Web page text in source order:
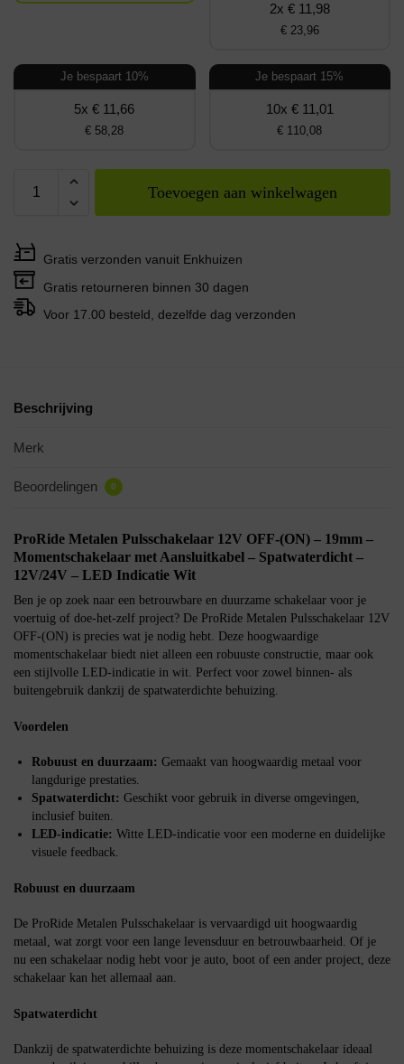
2x € 11,98
€ 23,96
Je bespaart 10%
5x € 11,66
€ 58,28
Je bespaart 15%
10x € 11,01
€ 110,08
Toevoegen aan winkelwagen
Gratis verzonden vanuit Enkhuizen
Gratis retourneren binnen 30 dagen
Voor 17.00 besteld, dezelfde dag verzonden
Beschrijving
Merk
Beoordelingen 0
ProRide Metalen Pulsschakelaar 12V OFF-(ON) – 19mm –
Momentschakelaar met Aansluitkabel – Spatwaterdicht –
12V/24V – LED Indicatie Wit
Ben je op zoek naar een betrouwbare en duurzame schakelaar voor je
voertuig of doe-het-zelf project? De ProRide Metalen Pulsschakelaar 12V
OFF-(ON) is precies wat je nodig hebt. Deze hoogwaardige
momentschakelaar biedt niet alleen een robuuste constructie, maar ook
een stijlvolle LED-indicatie in wit. Perfect voor zowel binnen- als
buitengebruik dankzij de spatwaterdichte behuizing.
Voordelen
Robuust en duurzaam: Gemaakt van hoogwaardig metaal voor
langdurige prestaties.
Spatwaterdicht: Geschikt voor gebruik in diverse omgevingen,
inclusief buiten.
LED-indicatie: Witte LED-indicatie voor een moderne en duidelijke
visuele feedback.
Robuust en duurzaam
De ProRide Metalen Pulsschakelaar is vervaardigd uit hoogwaardig
metaal, wat zorgt voor een lange levensduur en betrouwbaarheid. Of je
nu een schakelaar nodig hebt voor je auto, boot of een ander project, deze
schakelaar kan het allemaal aan.
Spatwaterdicht
Dankzij de spatwaterdichte behuizing is deze momentschakelaar ideaal